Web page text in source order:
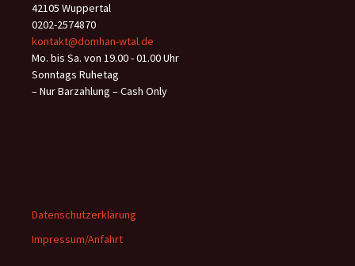
42105 Wuppertal
0202-2574870
kontakt@domhan-wtal.de
Mo. bis Sa. von 19.00 - 01.00 Uhr
Sonntags Ruhetag
– Nur Barzahlung – Cash Only
Datenschutzerklärung
Impressum/Anfahrt